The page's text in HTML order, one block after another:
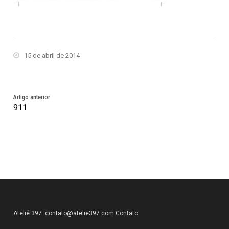
15 de abril de 2014
Artigo anterior
911
Ateliê 397: contato@atelie397.com Contato